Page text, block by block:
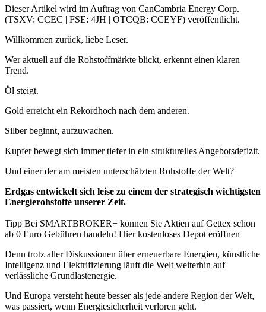
Dieser Artikel wird im Auftrag von CanCambria Energy Corp.
(TSXV: CCEC | FSE: 4JH | OTCQB: CCEYF) veröffentlicht.
Willkommen zurück, liebe Leser.
Wer aktuell auf die Rohstoffmärkte blickt, erkennt einen klaren
Trend.
Öl steigt.
Gold erreicht ein Rekordhoch nach dem anderen.
Silber beginnt, aufzuwachen.
Kupfer bewegt sich immer tiefer in ein strukturelles Angebotsdefizit.
Und einer der am meisten unterschätzten Rohstoffe der Welt?
Erdgas entwickelt sich leise zu einem der strategisch wichtigsten
Energierohstoffe unserer Zeit.
Tipp Bei SMARTBROKER+ können Sie Aktien auf Gettex schon
ab 0 Euro Gebühren handeln! Hier kostenloses Depot eröffnen
Denn trotz aller Diskussionen über erneuerbare Energien, künstliche
Intelligenz und Elektrifizierung läuft die Welt weiterhin auf
verlässliche Grundlastenergie.
Und Europa versteht heute besser als jede andere Region der Welt,
was passiert, wenn Energiesicherheit verloren geht.